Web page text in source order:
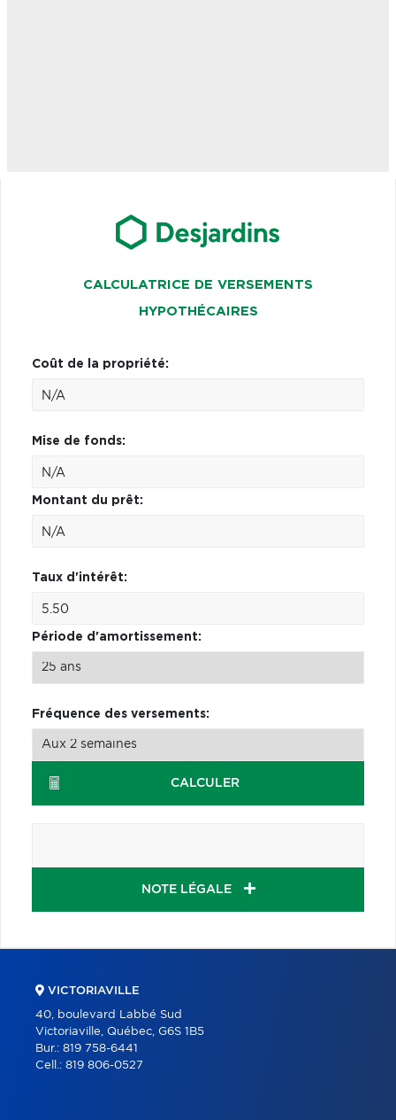
CALCULATRICE DE VERSEMENTS
HYPOTHÉCAIRES
Coût de la propriété:
Mise de fonds:
Montant du prêt:
Taux d'intérêt:
Période d'amortissement:
Fréquence des versements:
CALCULER
NOTE LÉGALE
VICTORIAVILLE
40, boulevard Labbé Sud
Victoriaville, Québec, G6S 1B5
Bur.: 819 758-6441
Cell.: 819 806-0527